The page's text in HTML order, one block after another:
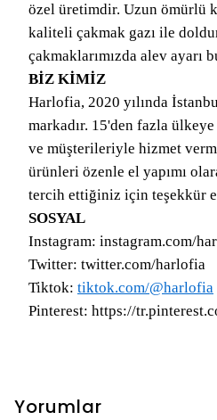
özel üretimdir. Uzun ömürlü
kaliteli çakmak gazı ile
çakmaklarımızda alev ayarı
BİZ KİMİZ
Harlofia, 2020 yılında
markadır. 15'den fazla
ve müşterileriyle hizmet
ürünleri özenle el yapımı
tercih ettiğiniz için teşekkür
SOSYAL
Instagram: instagram.com/
Twitter: twitter.com/harlofia
Tiktok: tiktok.com/@harlofia
Pinterest: https://
Yorumlar